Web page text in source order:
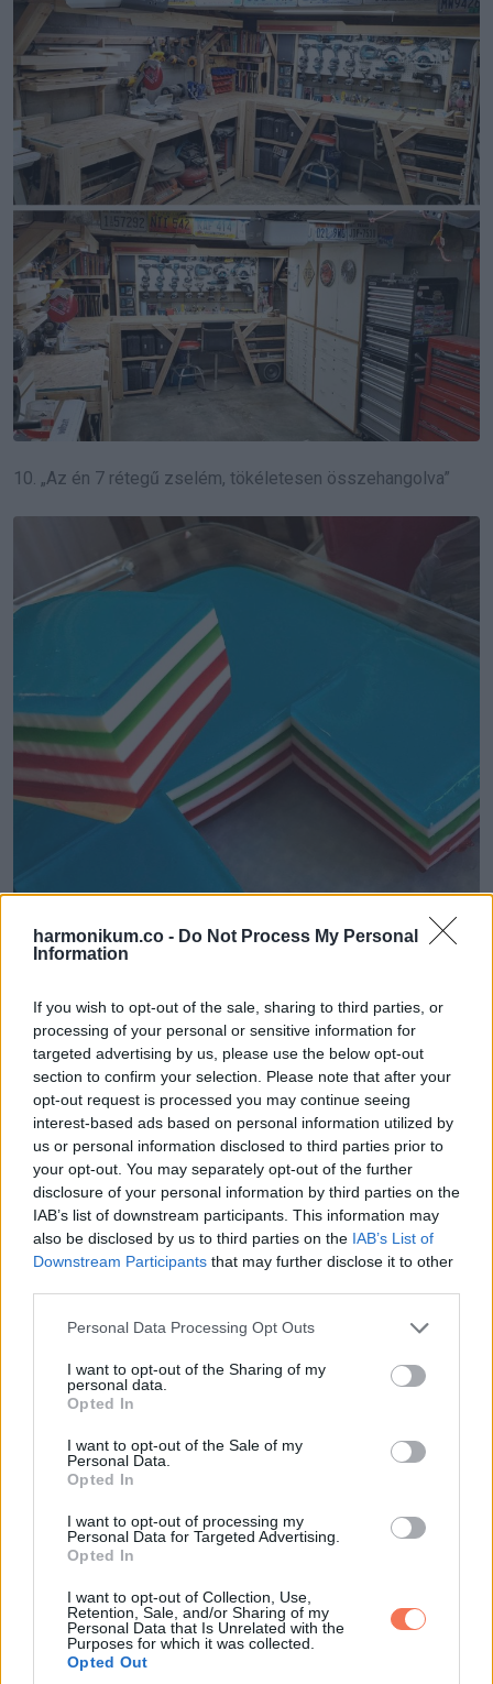
harmonikum.co - Do Not Process My Personal
Information
If you wish to opt-out of the sale, sharing to third parties, or
processing of your personal or sensitive information for
targeted advertising by us, please use the below opt-out
section to confirm your selection. Please note that after your
opt-out request is processed you may continue seeing
interest-based ads based on personal information utilized by
us or personal information disclosed to third parties prior to
your opt-out. You may separately opt-out of the further
disclosure of your personal information by third parties on the
IAB’s list of downstream participants. This information may
also be disclosed by us to third parties on the IAB’s List of
Downstream Participants that may further disclose it to other
Please note that this website/app uses one or more Google
not limited to your visit or usage behaviour. You may click to
grant or deny consent to Google and its third-party tags to
use your data for below specified purposes in below Google
consent section.
Personal Data Processing Opt Outs
I want to opt-out of the Sharing of my
personal data.
Opted In
I want to opt-out of the Sale of my
Personal Data.
Opted In
I want to opt-out of processing my
Personal Data for Targeted Advertising.
Opted In
I want to opt-out of Collection, Use,
Retention, Sale, and/or Sharing of my
Personal Data that Is Unrelated with the
Purposes for which it was collected.
Opted Out
10. „Az én 7 rétegű zselém, tökéletesen összehangolva”
11. „A barátom elengedte a csirkéit egy görögdinnyére.
Teljesen kiették.”
12. „Olyan szakács vagyok, aki furcsa módon imádja, ha
rendben tehetem ide a számlákat. Nem számít, mennyire